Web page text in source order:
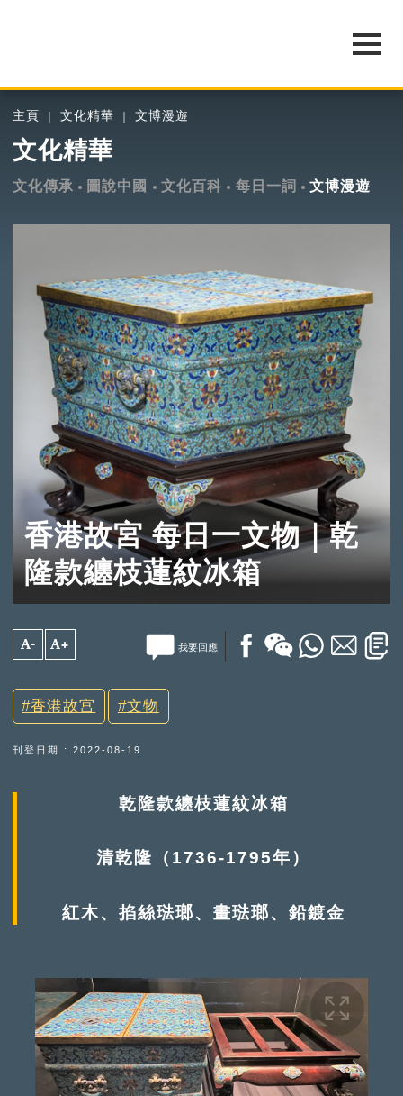
主頁 文化精華 文博漫遊
文化精華
文化傳承 圖說中國 文化百科 每日一詞 文博漫遊
香港故宮 每日一文物｜乾
隆款纏枝蓮紋冰箱
A- A+ 我要回應
香港故宫 文物
刊登日期 : 2022-08-19
乾隆款纏枝蓮紋冰箱
清乾隆（1736-1795年）
紅木、掐絲琺瑯、畫琺瑯、鉛鍍金